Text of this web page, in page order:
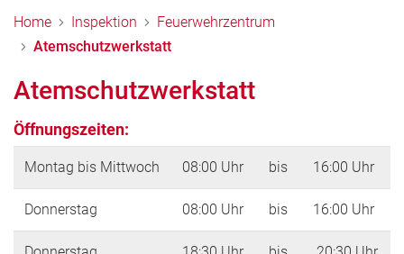
Home Inspektion
Feuerwehrzentrum
Atemschutzwerkstatt
Atemschutzwerkstatt
Öffnungszeiten:
Montag bis Mittwoch 08:00 Uhr bis 16:00 Uhr
Donnerstag 08:00 Uhr bis 16:00 Uhr